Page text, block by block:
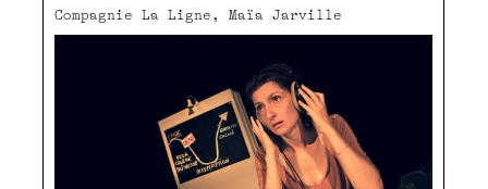
Compagnie La Ligne, Maïa Jarville